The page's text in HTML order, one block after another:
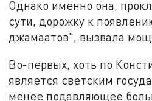
Однако именно она,
сути, дорожку к
джамаатов", вызвала
Во-первых, хоть по
является светским
менее подавляющее